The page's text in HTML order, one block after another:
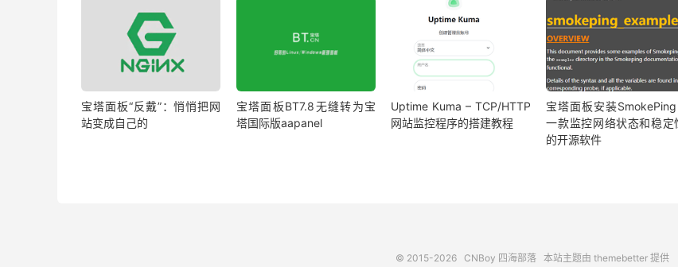
宝塔面板“反戴”：悄悄把网
站变成自己的
宝塔面板BT7.8无缝转为宝
塔国际版aapanel
Uptime Kuma – TCP/HTTP
网站监控程序的搭建教程
宝塔面板安装SmokePing
一款监控网络状态和稳定
的开源软件
© 2015-2026 CNBoy 四海部落 本站主题由 themebetter 提供